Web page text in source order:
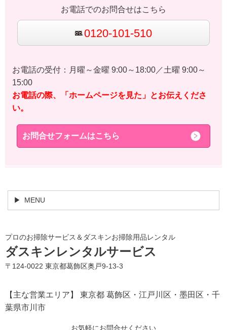
お電話でのお問合せはこちら
0120-101-510
お電話の受付：月曜～金曜 9:00～18:00／土曜 9:00～
15:00
お電話の際、「ホームページを見た」とお伝えくださ
い。
お問合せフォームはこちら
MENU
プロのお掃除サービス＆ダスキンお掃除用品レンタル
ダスキンレンタルサービス
〒124-0022 東京都葛飾区奥戸9-13-3
【主な営業エリア】 東京都 葛飾区・江戸川区・墨田区・千
葉県市川市
お気軽にお問合せください